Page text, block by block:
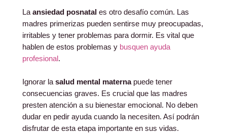
La ansiedad posnatal es otro desafío común. Las
madres primerizas pueden sentirse muy preocupadas,
irritables y tener problemas para dormir. Es vital que
hablen de estos problemas y busquen ayuda
profesional .
Ignorar lasalud mental maternapuede tener
consecuencias graves. Es crucial que las madres
presten atención a su bienestar emocional. No deben
dudar en pedir ayuda cuando la necesiten. Así podrán
disfrutar de esta etapa importante en sus vidas.